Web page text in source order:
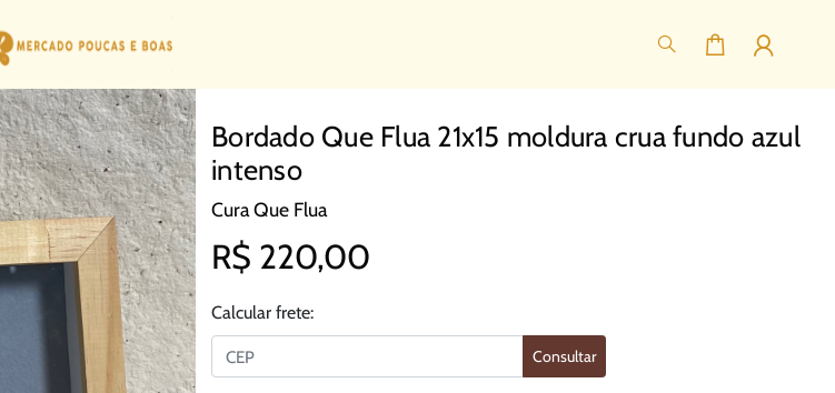
Bordado Que Flua 21x15 moldura crua fundo azul
intenso
Cura Que Flua
R$ 220,00
Calcular frete:
Consultar